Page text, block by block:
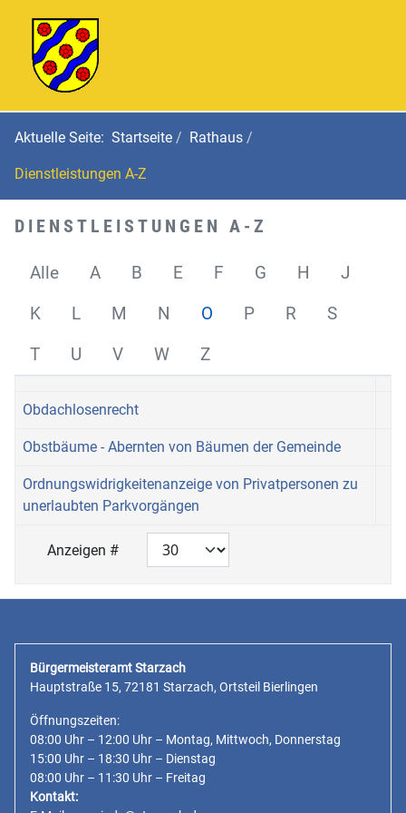
Aktuelle Seite: Startseite Rathaus
Dienstleistungen A-Z
DIENSTLEISTUNGEN A-Z
Alle A B E F G H
J
K
L M N O P R
S
T
U V W Z
Anzeigen #
Obdachlosenrecht
Obstbäume - Abernten von Bäumen der Gemeinde
Ordnungswidrigkeitenanzeige von Privatpersonen zu
unerlaubten Parkvorgängen
Bürgermeisteramt Starzach
Hauptstraße 15, 72181 Starzach, Ortsteil Bierlingen
Öffnungszeiten:
08:00 Uhr – 12:00 Uhr – Montag, Mittwoch, Donnerstag
15:00 Uhr – 18:30 Uhr – Dienstag
08:00 Uhr – 11:30 Uhr – Freitag
Kontakt: